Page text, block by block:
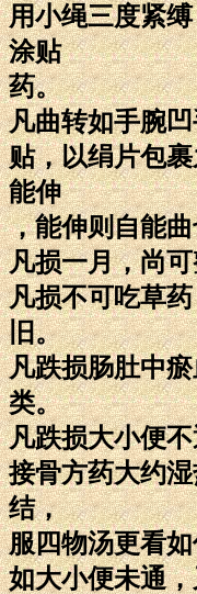
用小绳三度紧
涂贴
药。
凡曲转如手腕
贴，以绢片包
能伸
，能伸则自能
凡损一月，尚
凡损不可吃草
旧。
凡跌损肠肚中
类。
凡跌损大小便
接骨方药大约
结，
服四物汤更看
如大小便未通